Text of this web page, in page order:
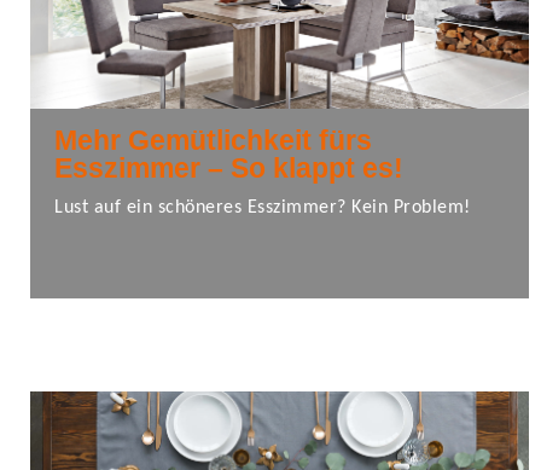
Mehr Gemütlichkeit fürs
Esszimmer – So klappt es!
Lust auf ein schöneres Esszimmer? Kein Problem!